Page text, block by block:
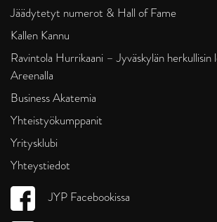
Jäädytetyt numerot & Hall of Fame
Kallen Kannu
Ravintola Hurrikaani – Jyväskylän herkullisin
Areenalla
Business Akatemia
Yhteistyökumppanit
Yritysklubi
Yhteystiedot
JYP Facebookissa